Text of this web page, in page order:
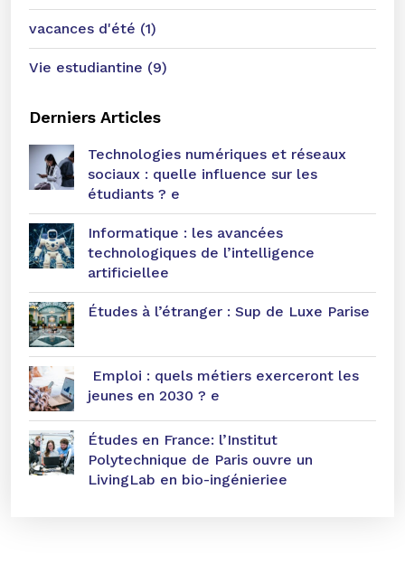
vacances d'été (1)
Vie estudiantine (9)
Derniers Articles
Technologies numériques et réseaux
sociaux : quelle influence sur les
étudiants ? e
Informatique : les avancées
technologiques de l’intelligence
artificiellee
Études à l’étranger : Sup de Luxe Parise
Emploi : quels métiers exerceront les
jeunes en 2030 ? e
Études en France: l’Institut
Polytechnique de Paris ouvre un
LivingLab en bio-ingénieriee